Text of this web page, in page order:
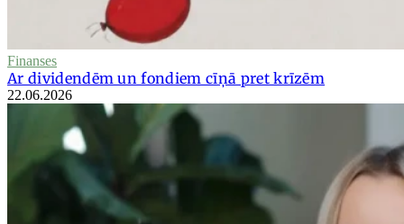
Finanses
Ar dividendēm un fondiem cīņā pret krīzēm
22.06.2026